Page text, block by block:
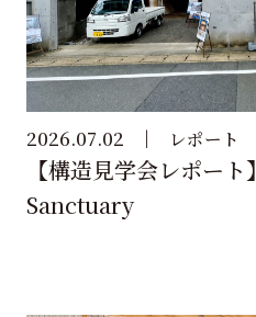
2026.07.02 レポート
【構造見学会レポー
Sanctuary